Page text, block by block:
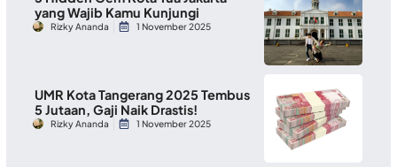
yang Wajib Kamu Kunjungi
Rizky Ananda 1 November 2025
UMR Kota Tangerang 2025 Tembus
5 Jutaan, Gaji Naik Drastis!
Rizky Ananda 1 November 2025